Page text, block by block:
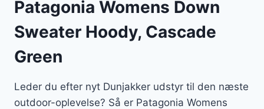
Patagonia Womens Down
Sweater Hoody, Cascade
Green
Leder du efter nyt Dunjakker udstyr til den næste
outdoor-oplevelse? Så er Patagonia Womens